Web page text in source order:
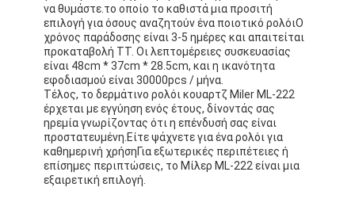
να θυμάστε.το οποίο το καθιστά μια προσιτή
επιλογή για όσους αναζητούν ένα ποιοτικό ρολόιΟ
χρόνος παράδοσης είναι 3-5 ημέρες και απαιτείται
προκαταβολή TT. Οι λεπτομέρειες συσκευασίας
είναι 48cm * 37cm * 28.5cm, και η ικανότητα
εφοδιασμού είναι 30000pcs / μήνα.
Τέλος, το δερμάτινο ρολόι κουαρτζ Miler ML-222
έρχεται με εγγύηση ενός έτους, δίνοντάς σας
ηρεμία γνωρίζοντας ότι η επένδυσή σας είναι
προστατευμένη.Είτε ψάχνετε για ένα ρολόι για
καθημερινή χρήσηΓια εξωτερικές περιπέτειες ή
επίσημες περιπτώσεις, το Μίλερ ML-222 είναι μια
εξαιρετική επιλογή.